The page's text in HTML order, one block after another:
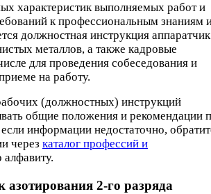
характеристик выполняемых работ и
к профессиональным знаниям
должностная инструкция аппаратчик
металлов, а также кадровые
для проведения собеседования и
на работу.
(должностных) инструкций
общие положения и рекомендации
если информации недостаточно,
через каталог профессий и
алфавиту.
азотирования 2-го разряда